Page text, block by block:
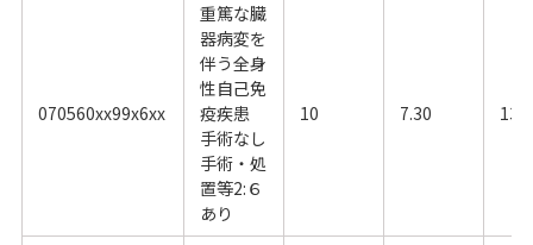
070560xx99x6xx
重篤な臓
器病変を
伴う全身
性自己免
疫疾患
手術なし
手術・処
置等2:６
あり
10 7.30